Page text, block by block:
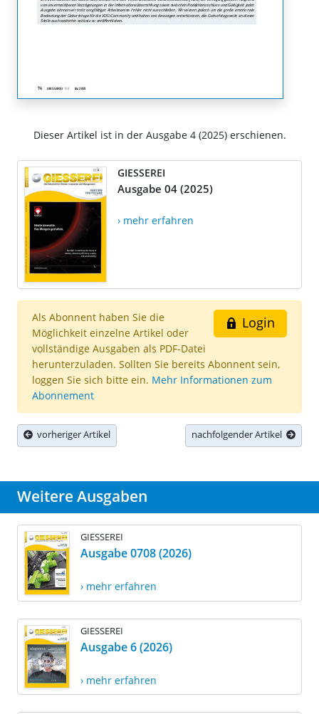
Dieser Artikel ist in der Ausgabe 4 (2025) erschienen.
GIESSEREI
Ausgabe 04 (2025)
› mehr erfahren
Login
Als Abonnent haben Sie die
Möglichkeit einzelne Artikel oder
vollständige Ausgaben als PDF-Datei
herunterzuladen. Sollten Sie bereits Abonnent sein,
loggen Sie sich bitte ein. Mehr Informationen zum
Abonnement
vorheriger Artikel nachfolgender Artikel
Weitere Ausgaben
GIESSEREI
Ausgabe 0708 (2026)
› mehr erfahren
GIESSEREI
Ausgabe 6 (2026)
› mehr erfahren